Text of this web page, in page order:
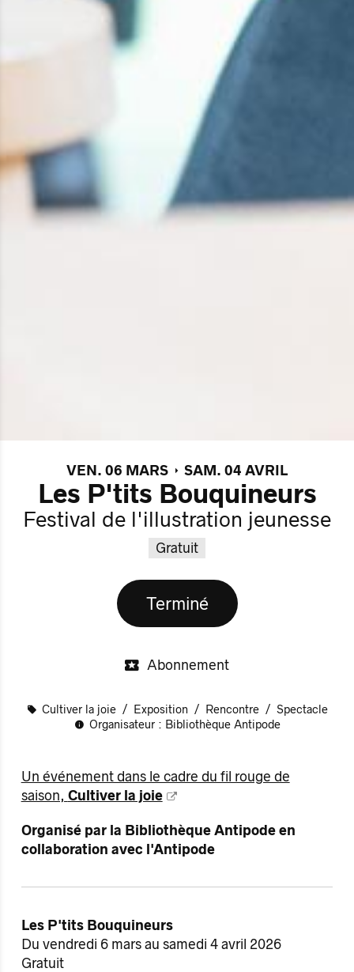
VEN. 06 MARS SAM. 04 AVRIL
Les P'tits Bouquineurs
Festival de l'illustration jeunesse
Gratuit
Terminé
Abonnement
Cultiver la joie Exposition Rencontre
Spectacle
Organisateur : Bibliothèque Antipode
Un événement dans le cadre du fil rouge de
saison, Cultiver la joie
Organisé par la Bibliothèque Antipode en
collaboration avec l'Antipode
Les P'tits Bouquineurs
Du vendredi 6 mars au samedi 4 avril 2026
Gratuit